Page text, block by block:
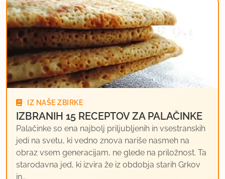
IZ NAŠE ZBIRKE
IZBRANIH 15 RECEPTOV ZA PALAČINKE
Palačinke so ena najbolj priljubljenih in vsestranskih
jedi na svetu, ki vedno znova nariše nasmeh na
obraz vsem generacijam, ne glede na priložnost. Ta
starodavna jed, ki izvira že iz obdobja starih Grkov
in…